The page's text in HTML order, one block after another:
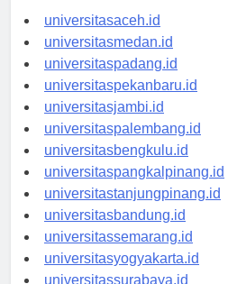
universitasaceh.id
universitasmedan.id
universitaspadang.id
universitaspekanbaru.id
universitasjambi.id
universitaspalembang.id
universitasbengkulu.id
universitaspangkalpinang.id
universitastanjungpinang.id
universitasbandung.id
universitassemarang.id
universitasyogyakarta.id